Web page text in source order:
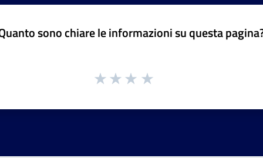
sono chiare le informazioni su questa